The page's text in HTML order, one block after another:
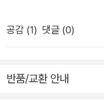
005년 2월 아빠가 해줘
윤정 옮김 / 바람의아이
아이들 / 2007년 2월파
책이다. 도서관에 온 동
사가 재밌다. 비니는 별
완전범죄(?)를 꿈꾸었으
공감 (1) 댓글 (0)
반품/교환 안내